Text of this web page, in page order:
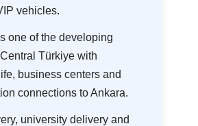
vehicles.
one of the developing
Türkiye with
business centers and
connections to Ankara.
university delivery and